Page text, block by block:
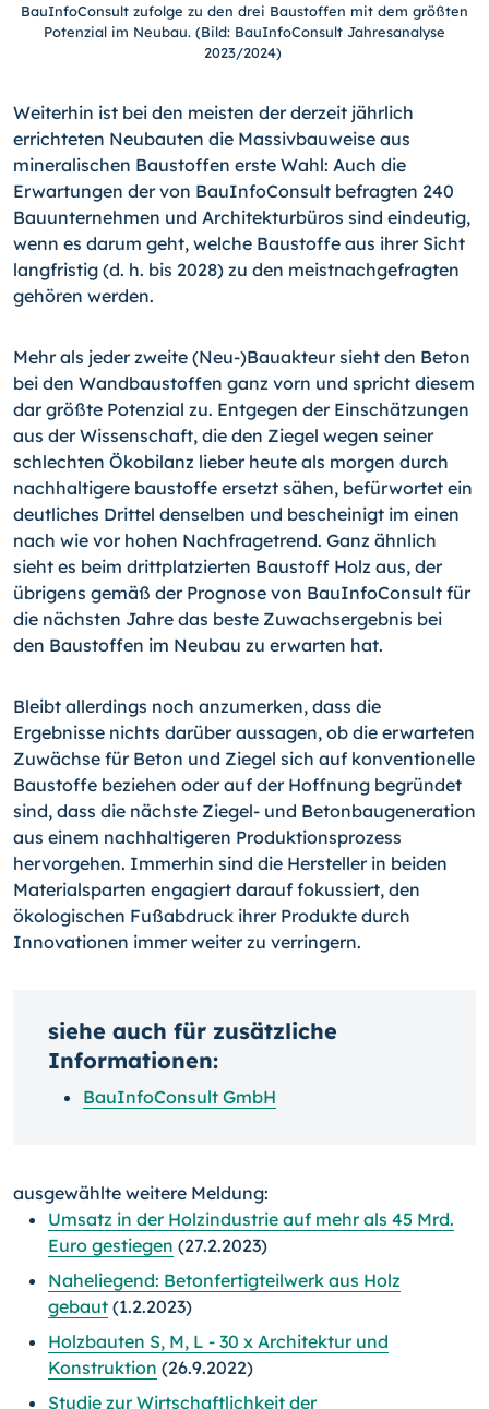
BauInfoConsult zufolge zu den drei Baustoffen mit dem größten
Potenzial im Neubau. (Bild: BauInfoConsult Jahresanalyse
2023/2024)
Weiterhin ist bei den meisten der derzeit jährlich
errichteten Neubauten die Massivbauweise aus
mineralischen Baustoffen erste Wahl: Auch die
Erwartungen der von BauInfoConsult befragten 240
Bauunternehmen und Architekturbüros sind eindeutig,
wenn es darum geht, welche Baustoffe aus ihrer Sicht
langfristig (d. h. bis 2028) zu den meistnachgefragten
gehören werden.
Mehr als jeder zweite (Neu-)Bauakteur sieht den Beton
bei den Wandbaustoffen ganz vorn und spricht diesem
dar größte Potenzial zu. Entgegen der Einschätzungen
aus der Wissenschaft, die den Ziegel wegen seiner
schlechten Ökobilanz lieber heute als morgen durch
nachhaltigere baustoffe ersetzt sähen, befürwortet ein
deutliches Drittel denselben und bescheinigt im einen
nach wie vor hohen Nachfragetrend. Ganz ähnlich
sieht es beim drittplatzierten Baustoff Holz aus, der
übrigens gemäß der Prognose von BauInfoConsult für
die nächsten Jahre das beste Zuwachsergebnis bei
den Baustoffen im Neubau zu erwarten hat.
Bleibt allerdings noch anzumerken, dass die
Ergebnisse nichts darüber aussagen, ob die erwarteten
Zuwächse für Beton und Ziegel sich auf konventionelle
Baustoffe beziehen oder auf der Hoffnung begründet
sind, dass die nächste Ziegel- und Betonbaugeneration
aus einem nachhaltigeren Produktionsprozess
hervorgehen. Immerhin sind die Hersteller in beiden
Materialsparten engagiert darauf fokussiert, den
ökologischen Fußabdruck ihrer Produkte durch
Innovationen immer weiter zu verringern.
siehe auch für zusätzliche
Informationen:
BauInfoConsult GmbH
ausgewählte weitere Meldung:
Umsatz in der Holzindustrie auf mehr als 45 Mrd.
Euro gestiegen (27.2.2023)
Naheliegend: Betonfertigteilwerk aus Holz
gebaut (1.2.2023)
Holzbauten S, M, L - 30 x Architektur und
Konstruktion (26.9.2022)
Studie zur Wirtschaftlichkeit der